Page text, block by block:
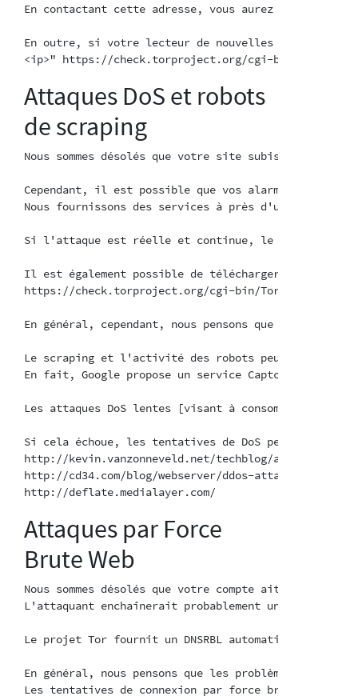
En contactant cette adresse, vous aurez plus de
En outre, si votre lecteur de nouvelles prend en
Attaques DoS et robots
de scraping
Nous sommes désolés que votre site subisse une
Cependant, il est possible que vos alarmes de
Nous fournissons des services à près d'un gigabit
Si l'attaque est réelle et continue, le projet Tor
Il est également possible de télécharger une liste
https://check.torproject.org/cgi-bin/
En général, cependant, nous pensons que les
Le scraping et l'activité des robots peuvent être
En fait, Google propose un service Captcha
Les attaques DoS lentes [visant à consommer la
Si cela échoue, les tentatives de DoS peuvent
http://kevin.vanzonneveld.net/techblog/article/
http://cd34.com/blog/webserver/ddos-attack-
Attaques par Force
Brute Web
Nous sommes désolés que votre compte ait fait
L'attaquant enchaînerait probablement un proxy
Le projet Tor fournit un DNSRBL automatisé que
En général, nous pensons que les problèmes de
Les tentatives de connexion par force brute